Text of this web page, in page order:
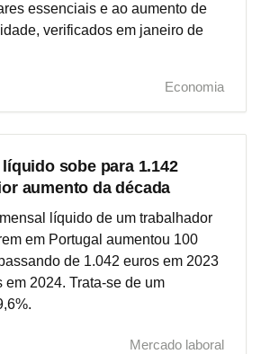
essenciais e ao aumento de
verificados em janeiro de
Economia
sobe para 1.142
aumento da década
líquido de um trabalhador
em Portugal aumentou 100
de 1.042 euros em 2023
em 2024. Trata-se de um
Mercado laboral